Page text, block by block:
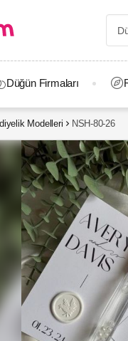
Düğün Firmaları
Modelleri NSH-80-26